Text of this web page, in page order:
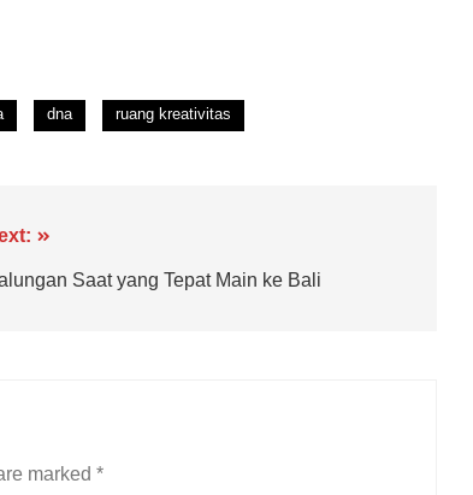
dna ruang kreativitas
Saat yang Tepat Main ke Bali
marked *